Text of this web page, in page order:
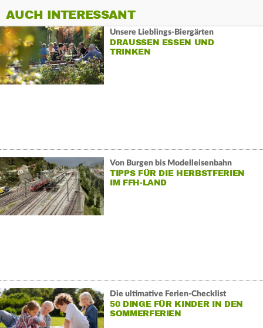
AUCH INTERESSANT
Unsere Lieblings-Biergärten
DRAUSSEN ESSEN UND T
RINKEN
Von Burgen bis Modelleisenbahn
TIPPS FÜR DIE HERBSTFERIEN
IM FFH-LAND
Die ultimative Ferien-Checklist
50 DINGE FÜR KINDER IN DEN
SOMMERFERIEN